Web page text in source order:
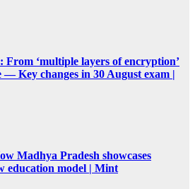
From ‘multiple layers of encryption’
— Key changes in 30 August exam |
Madhya Pradesh showcases
education model | Mint